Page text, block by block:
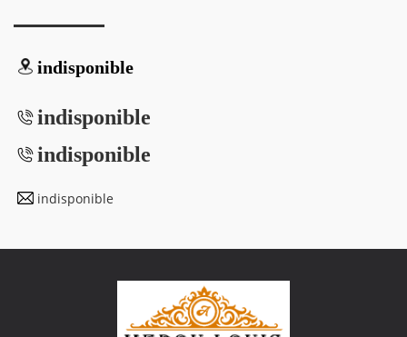
indisponible
indisponible
indisponible
indisponible